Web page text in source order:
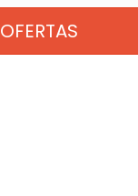
OFERTAS